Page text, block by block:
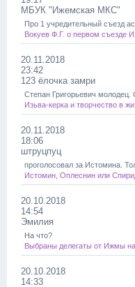
МБУК "Ижемская МКС"
Про 1 учредительный съезд
Вокуев Ф.Г. о первом съезде
20.11.2018
23:42
123 ёлочка замри
Степан Григорьевич молодец.
Изьва-керка и творчество в
20.11.2018
18:06
штруцпуц
проголосовал за Истомина.
Истомин, Оплеснин или
20.10.2018
14:54
Эмилия
На что?
Выбраны делегаты от Ижмы
20.10.2018
14:33